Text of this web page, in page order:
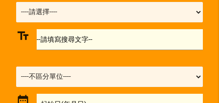
text_fields --請填寫搜尋文字--